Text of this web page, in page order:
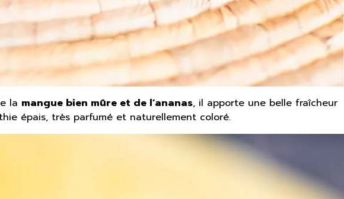
la mangue bien mûre et de l’ananas, il apporte une belle fraîcheur
épais, très parfumé et naturellement coloré.